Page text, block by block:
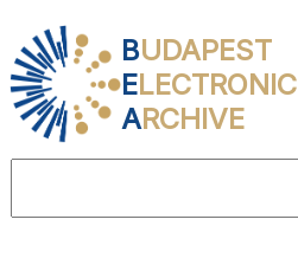
BUDAPEST
ELECTRONIC
ARCHIVE